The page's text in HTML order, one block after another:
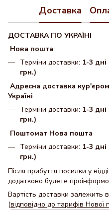
Доставка
ДОСТАВКА ПО УКРАЇНІ
Нова пошта
Терміни доставки: 1-3
грн.)
Адресна доставка
Україні
Терміни доставки: 1-3
грн.)
Поштомат Нова пошта
Терміни доставки: 1-3
грн.)
Після прибуття посилки у
додатково будете
Вартість доставки залежить
(відповідно до тарифів Нової